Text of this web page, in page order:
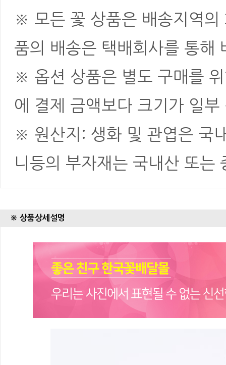
※ 모든 꽃 상품은 배송지역의
품의 배송은 택배회사를 통해
※ 옵션 상품은 별도 구매를
에 결제 금액보다 크기가 일
※ 원산지: 생화 및 관엽은 국
니등의 부자재는 국내산 또는
※ 상품상세설명